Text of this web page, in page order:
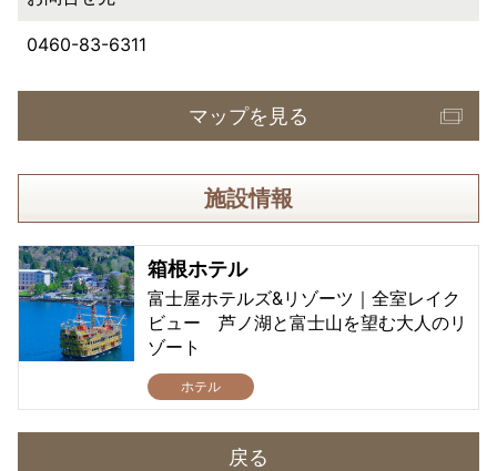
0460-83-6311
マップを見る
施設情報
箱根ホテル
富士屋ホテルズ&リゾーツ｜全室レイク
ビュー 芦ノ湖と富士山を望む大人のリ
ゾート
ホテル
戻る